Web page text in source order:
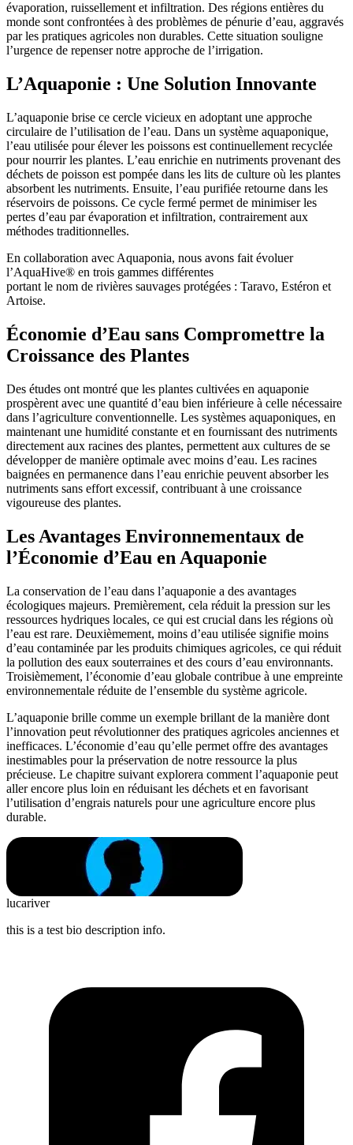
évaporation, ruissellement et infiltration. Des régions entières du
monde sont confrontées à des problèmes de pénurie d’eau, aggravés
par les pratiques agricoles non durables. Cette situation souligne
l’urgence de repenser notre approche de l’irrigation.
L’Aquaponie : Une Solution Innovante
L’aquaponie brise ce cercle vicieux en adoptant une approche
circulaire de l’utilisation de l’eau. Dans un système aquaponique,
l’eau utilisée pour élever les poissons est continuellement recyclée
pour nourrir les plantes. L’eau enrichie en nutriments provenant des
déchets de poisson est pompée dans les lits de culture où les plantes
absorbent les nutriments. Ensuite, l’eau purifiée retourne dans les
réservoirs de poissons. Ce cycle fermé permet de minimiser les
pertes d’eau par évaporation et infiltration, contrairement aux
méthodes traditionnelles.
En collaboration avec Aquaponia, nous avons fait évoluer
l’AquaHive®️ en trois gammes différentes
portant le nom de rivières sauvages protégées : Taravo, Estéron et
Artoise.
Économie d’Eau sans Compromettre la
Croissance des Plantes
Des études ont montré que les plantes cultivées en aquaponie
prospèrent avec une quantité d’eau bien inférieure à celle nécessaire
dans l’agriculture conventionnelle. Les systèmes aquaponiques, en
maintenant une humidité constante et en fournissant des nutriments
directement aux racines des plantes, permettent aux cultures de se
développer de manière optimale avec moins d’eau. Les racines
baignées en permanence dans l’eau enrichie peuvent absorber les
nutriments sans effort excessif, contribuant à une croissance
vigoureuse des plantes.
Les Avantages Environnementaux de
l’Économie d’Eau en Aquaponie
La conservation de l’eau dans l’aquaponie a des avantages
écologiques majeurs. Premièrement, cela réduit la pression sur les
ressources hydriques locales, ce qui est crucial dans les régions où
l’eau est rare. Deuxièmement, moins d’eau utilisée signifie moins
d’eau contaminée par les produits chimiques agricoles, ce qui réduit
la pollution des eaux souterraines et des cours d’eau environnants.
Troisièmement, l’économie d’eau globale contribue à une empreinte
environnementale réduite de l’ensemble du système agricole.
L’aquaponie brille comme un exemple brillant de la manière dont
l’innovation peut révolutionner des pratiques agricoles anciennes et
inefficaces. L’économie d’eau qu’elle permet offre des avantages
inestimables pour la préservation de notre ressource la plus
précieuse. Le chapitre suivant explorera comment l’aquaponie peut
aller encore plus loin en réduisant les déchets et en favorisant
l’utilisation d’engrais naturels pour une agriculture encore plus
durable.
lucariver
this is a test bio description info.